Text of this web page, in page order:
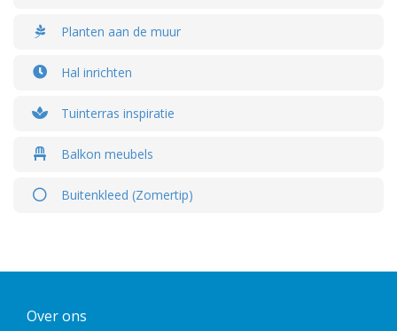
Planten aan de muur
Hal inrichten
Tuinterras inspiratie
Balkon meubels
Buitenkleed (Zomertip)
Over ons